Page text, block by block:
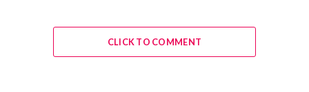
CLICK TO COMMENT